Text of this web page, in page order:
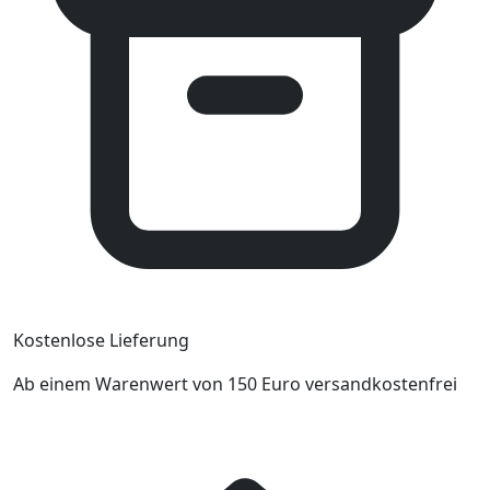
Kostenlose Lieferung
Ab einem Warenwert von 150 Euro versandkostenfrei